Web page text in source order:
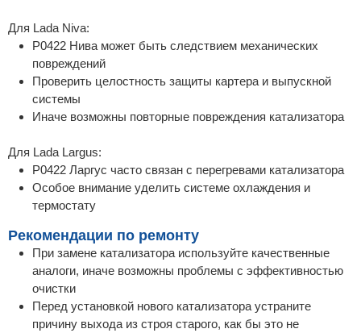
Для Lada Niva:
P0422 Нива может быть следствием механических
повреждений
Проверить целостность защиты картера и выпускной
системы
Иначе возможны повторные повреждения катализатора
Для Lada Largus:
P0422 Ларгус часто связан с перегревами катализатора
Особое внимание уделить системе охлаждения и
термостату
Рекомендации по ремонту
При замене катализатора используйте качественные
аналоги, иначе возможны проблемы с эффективностью
очистки
Перед установкой нового катализатора устраните
причину выхода из строя старого, как бы это не